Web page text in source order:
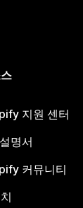
지원 센터
명서
커뮤니티